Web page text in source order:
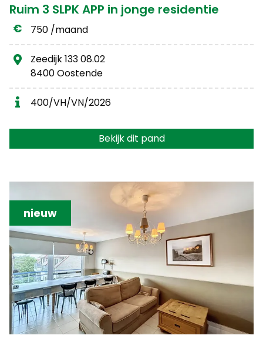
Ruim 3 SLPK APP in jonge residentie
750 /maand
Zeedijk 133 08.02
8400 Oostende
400/VH/VN/2026
Bekijk dit pand
nieuw